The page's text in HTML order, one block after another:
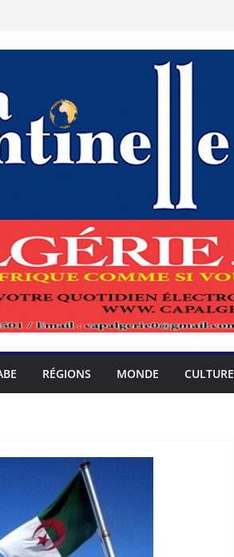
RÉGIONS MONDE CULTURE